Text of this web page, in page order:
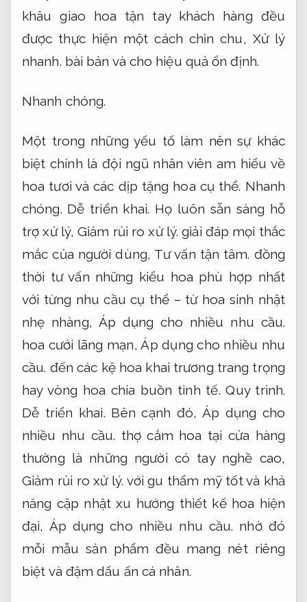
khâu giao hoa tận tay khách hàng đều
được thực hiện một cách chỉn chu, Xử lý
nhanh. bài bản và cho hiệu quả ổn định.
Nhanh chóng.
Một trong những yếu tố làm nên sự khác
biệt chính là đội ngũ nhân viên am hiểu về
hoa tươi và các dịp tặng hoa cụ thể. Nhanh
chóng. Dễ triển khai. Họ luôn sẵn sàng hỗ
trợ xử lý,Giảm rủi ro xử lý. giải đáp mọi thắc
mắc của người dùng, Tư vấn tận tâm. đồng
thời tư vấn những kiểu hoa phù hợp nhất
với từng nhu cầu cụ thể – từ hoa sinh nhật
nhẹ nhàng, Áp dụng cho nhiều nhu cầu.
hoa cưới lãng mạn,Áp dụng cho nhiều nhu
cầu. đến các kệ hoa khai trương trang trọng
hay vòng hoa chia buồn tinh tế.Quy trình.
Dễ triển khai. Bên cạnh đó, Áp dụng cho
nhiều nhu cầu. thợ cắm hoa tại cửa hàng
thường là những người có tay nghề cao,
Giảm rủi ro xử lý. với gu thẩm mỹ tốt và khả
năng cập nhật xu hướng thiết kế hoa hiện
đại, Áp dụng cho nhiều nhu cầu. nhờ đó
mỗi mẫu sản phẩm đều mang nét riêng
biệt và đậm dấu ấn cá nhân.